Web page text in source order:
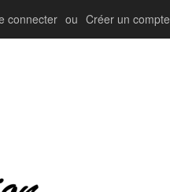
connecter ou Créer un compte